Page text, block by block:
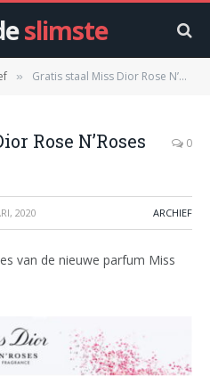
slimste
» Gratis staal Miss Dior Rose N’Roses parfum
Rose N’Roses
0
2020 ARCHIEF
van de nieuwe parfum Miss